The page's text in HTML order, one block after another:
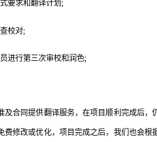
要求和翻译计划;
校对;
进行第三次审校和润色;
合同提供翻译服务，在项目顺利完成后，
修改或优化，项目完成之后，我们也会根